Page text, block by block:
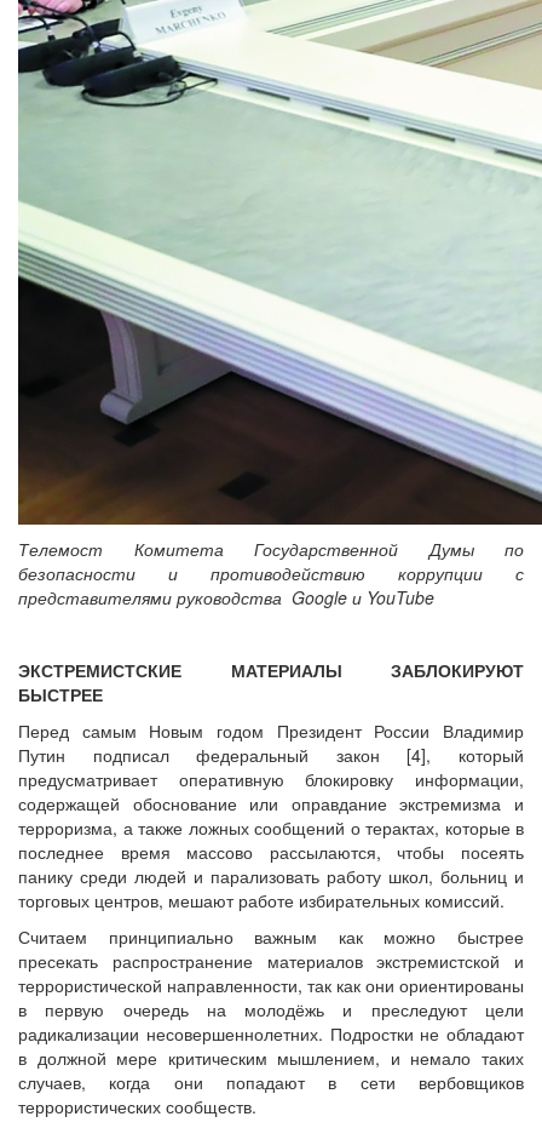
Телемост Комитета Государственной Думы по
безопасности и противодействию коррупции с
представителями руководства Google и YouTube
ЭКСТРЕМИСТСКИЕ МАТЕРИАЛЫ ЗАБЛОКИРУЮТ
БЫСТРЕЕ
Перед самым Новым годом Президент России Владимир
Путин подписал федеральный закон [4], который
предусматривает оперативную блокировку информации,
содержащей обоснование или оправдание экстремизма и
терроризма, а также ложных сообщений о терактах, которые в
последнее время массово рассылаются, чтобы посеять
панику среди людей и парализовать работу школ, больниц и
торговых центров, мешают работе избирательных комиссий.
Считаем принципиально важным как можно быстрее
пресекать распространение материалов экстремистской и
террористической направленности, так как они ориентированы
в первую очередь на молодёжь и преследуют цели
радикализации несовершеннолетних. Подростки не обладают
в должной мере критическим мышлением, и немало таких
случаев, когда они попадают в сети вербовщиков
террористических сообществ.